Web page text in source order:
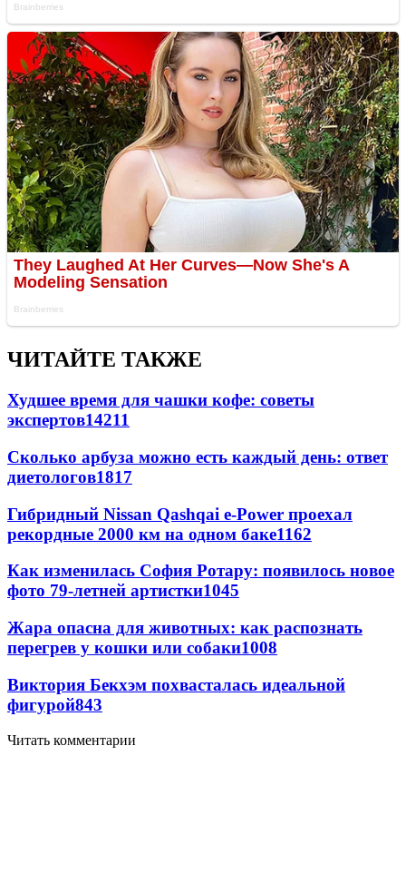
ЧИТАЙТЕ ТАКЖЕ
Худшее время для чашки кофе: советы
экспертов14211
Сколько арбуза можно есть каждый день: ответ
диетологов1817
Гибридный Nissan Qashqai e-Power проехал
рекордные 2000 км на одном баке1162
Как изменилась София Ротару: появилось новое
фото 79-летней артистки1045
Жара опасна для животных: как распознать
перегрев у кошки или собаки1008
Виктория Бекхэм похвасталась идеальной
фигурой843
Читать комментарии